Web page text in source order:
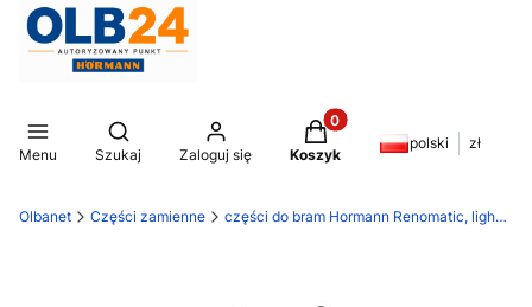
Menu
Otwórz wyszukiwarkę
Szukaj Zaloguj się
Produkty w koszyku: 0.
Koszyk
polski zł
Olbanet Części zamienne części do bram Hormann Renomatic, light EcoStar